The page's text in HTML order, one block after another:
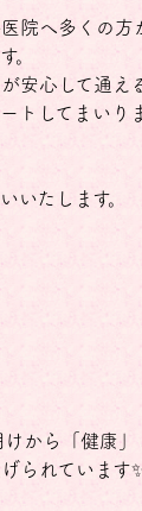
院へ多くの
申し
安心して通え
トしてまいり
いたします。
けから「健康
られています